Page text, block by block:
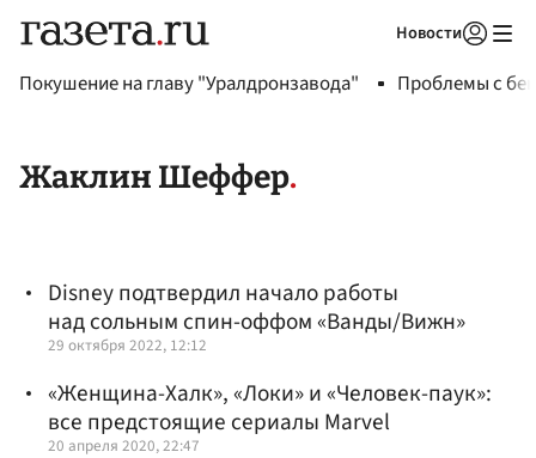
Новости
Покушение на главу "Уралдронзавода" Проблемы с
Жаклин Шеффер
Disney подтвердил начало работы
над сольным спин-оффом «Ванды/Вижн»
29 октября 2022, 12:12
«Женщина-Халк», «Локи» и «Человек-паук»:
все предстоящие сериалы Marvel
20 апреля 2020, 22:47